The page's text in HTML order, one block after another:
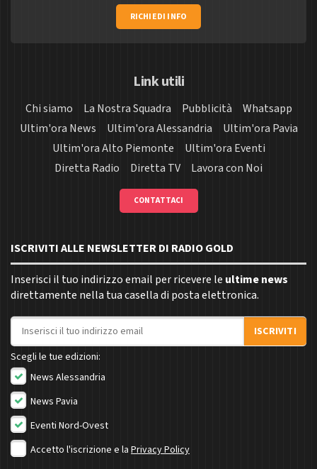
RICHIEDI INFO
Link utili
Chi siamo La Nostra Squadra Pubblicità
Whatsapp
Ultim'ora News
Ultim'ora Alessandria
Ultim'ora Pavia
Ultim'ora Alto Piemonte
Ultim'ora Eventi
Diretta Radio
Diretta TV Lavora con Noi
CONTATTACI
ISCRIVITI ALLE NEWSLETTER DI RADIO GOLD
Inserisci il tuo indirizzo email per ricevere le ultime news
direttamente nella tua casella di posta elettronica.
Indirizzo email
ISCRIVITI
Scegli le tue edizioni:
News Alessandria
News Pavia
Eventi Nord-Ovest
Accetto l'iscrizione e la Privacy Policy